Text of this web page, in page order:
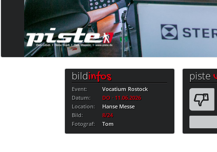
bildinfos
Event:
Vocatium Rostock
Datum:
DO · 11.06.2026
Location:
Hanse Messe
Bild:
8/24
Fotograf:
Tom
piste